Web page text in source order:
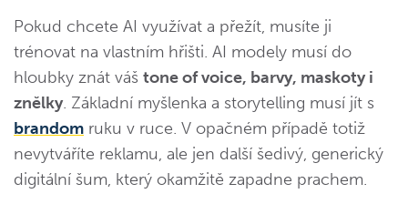
Pokud chcete AI využívat a přežít, musíte ji
trénovat na vlastním hřišti. AI modely musí do
hloubky znát váš tone of voice, barvy, maskoty i
znělky. Základní myšlenka a storytelling musí jít s
brandom ruku v ruce. V opačném případě totiž
nevytváříte reklamu, ale jen další šedivý, generický
digitální šum, který okamžitě zapadne prachem.